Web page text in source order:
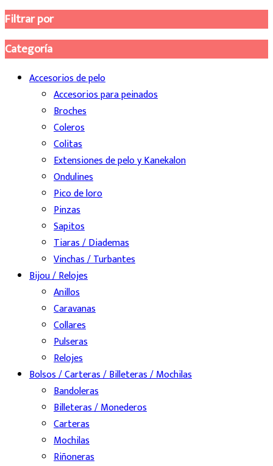
Filtrar por
Categoría
Accesorios de pelo
Accesorios para peinados
Broches
Coleros
Colitas
Extensiones de pelo y Kanekalon
Ondulines
Pico de loro
Pinzas
Sapitos
Tiaras / Diademas
Vinchas / Turbantes
Bijou / Relojes
Anillos
Caravanas
Collares
Pulseras
Relojes
Bolsos / Carteras / Billeteras / Mochilas
Bandoleras
Billeteras / Monederos
Carteras
Mochilas
Riñoneras